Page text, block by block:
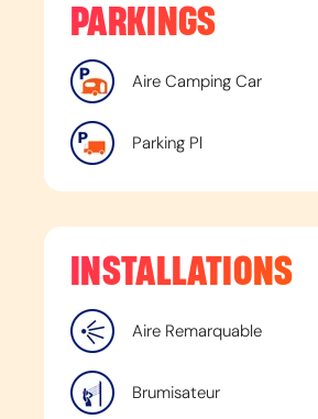
PARKINGS
Aire Camping Car
Parking Pl
INSTALLATIONS
Aire Remarquable
Brumisateur